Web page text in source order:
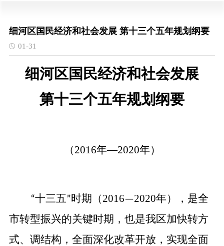
细河区国民经济和社会发展 第十三个五年规划纲要
01-31
细河区国民经济和社会发展
第十三个五年规划纲要
（2016年—2020年）
“十三五”时期（2016—2020年），是全
市转型振兴的关键时期，也是我区加快转方
式、调结构，全面深化改革开放，实现全面